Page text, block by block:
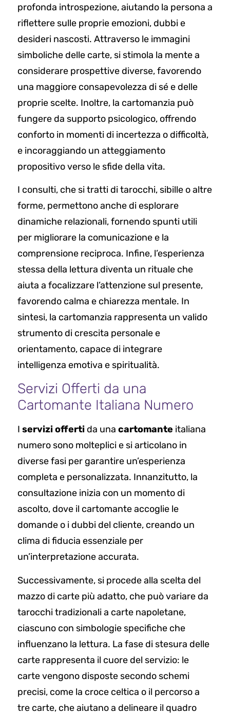
profonda introspezione, aiutando la persona a
riflettere sulle proprie emozioni, dubbi e
desideri nascosti. Attraverso le immagini
simboliche delle carte, si stimola la mente a
considerare prospettive diverse, favorendo
una maggiore consapevolezza di sé e delle
proprie scelte. Inoltre, la cartomanzia può
fungere da supporto psicologico, offrendo
conforto in momenti di incertezza o difficoltà,
e incoraggiando un atteggiamento
propositivo verso le sfide della vita.
I consulti, che si tratti di tarocchi, sibille o altre
forme, permettono anche di esplorare
dinamiche relazionali, fornendo spunti utili
per migliorare la comunicazione e la
comprensione reciproca. Infine, l’esperienza
stessa della lettura diventa un rituale che
aiuta a focalizzare l’attenzione sul presente,
favorendo calma e chiarezza mentale. In
sintesi, la cartomanzia rappresenta un valido
strumento di crescita personale e
orientamento, capace di integrare
intelligenza emotiva e spiritualità.
Servizi Offerti da una
Cartomante Italiana Numero
I servizi offertida una cartomante italiana
numero sono molteplici e si articolano in
diverse fasi per garantire un’esperienza
completa e personalizzata. Innanzitutto, la
consultazione inizia con un momento di
ascolto, dove il cartomante accoglie le
domande o i dubbi del cliente, creando un
clima di fiducia essenziale per
un’interpretazione accurata.
Successivamente, si procede alla scelta del
mazzo di carte più adatto, che può variare da
tarocchi tradizionali a carte napoletane,
ciascuno con simbologie specifiche che
influenzano la lettura. La fase di stesura delle
carte rappresenta il cuore del servizio: le
carte vengono disposte secondo schemi
precisi, come la croce celtica o il percorso a
tre carte, che aiutano a delineare il quadro